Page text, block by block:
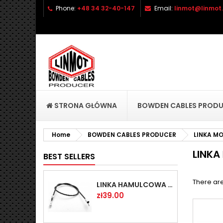
Phone: +48 34 32-40-147 Email:
STRONA GŁÓWNA BOWDEN CABLES
Home BOWDEN CABLES PRODUCER LINKA
BEST SELLERS
LINKA HAMULCOWA PRZYCZEPY KNOTT 1440/1230 33921-1.14
Price
zł39.00
There